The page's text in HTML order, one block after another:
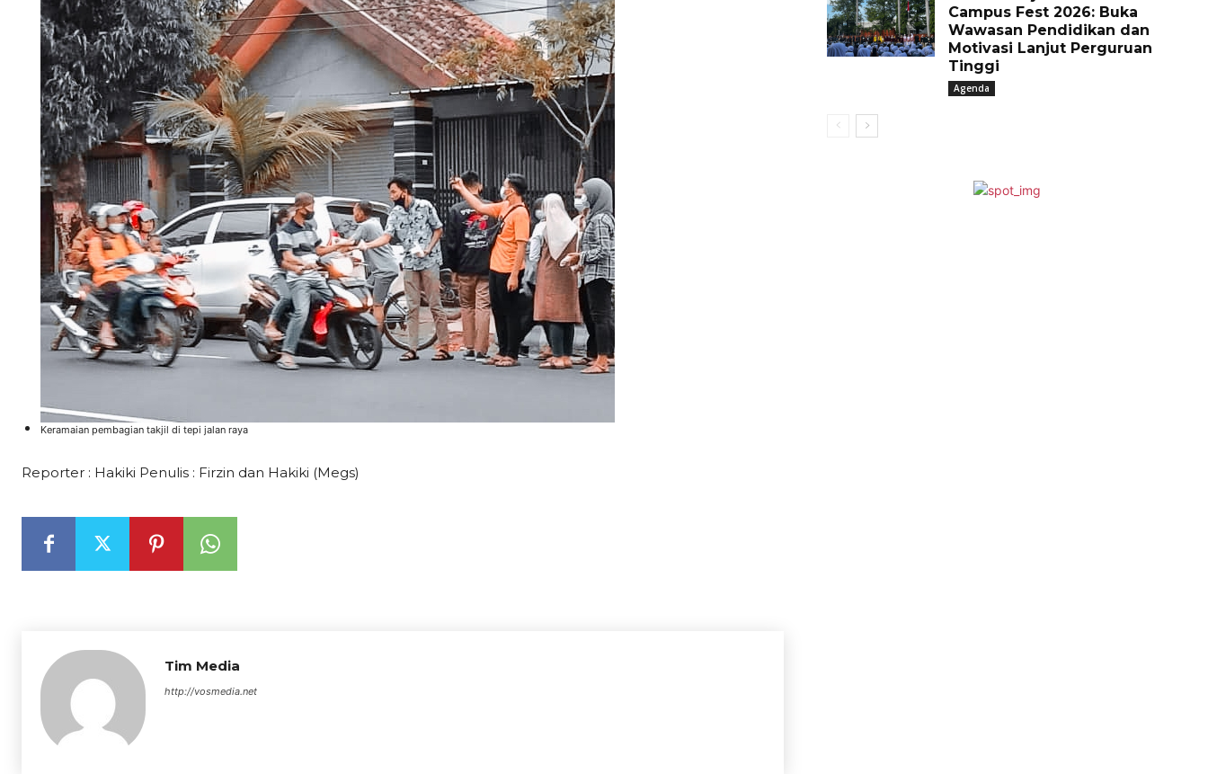
Keramaian pembagian takjil di tepi jalan raya
Reporter : Hakiki Penulis : Firzin dan Hakiki (Megs)
Tim Media
http://vosmedia.net
Campus Fest 2026: Buka
Wawasan Pendidikan dan
Motivasi Lanjut Perguruan
Tinggi
Agenda